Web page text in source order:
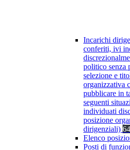
Incarichi
conferiti, ivi
politico senza
selezione e
organizzativa
pubblicare in
seguenti
individuati
posizione
dirigenziali) 64
Elenco
Posti di